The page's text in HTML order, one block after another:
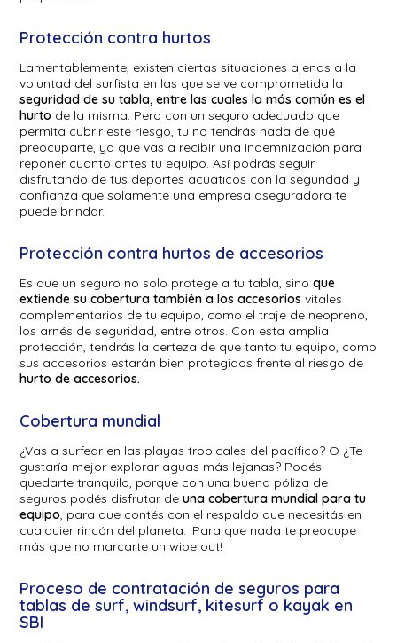
Protección contra hurtos
Lamentablemente, existen ciertas situaciones ajenas a la
voluntad del surfista en las que se ve comprometida la
seguridad de su tabla, entre las cuales la más común es el
hurto de la misma. Pero con un seguro adecuado que
permita cubrir este riesgo, tu no tendrás nada de qué
preocuparte, ya que vas a recibir una indemnización para
reponer cuanto antes tu equipo. Así podrás seguir
disfrutando de tus deportes acuáticos con la seguridad y
confianza que solamente una empresa aseguradora te
puede brindar.
Protección contra hurtos de accesorios
Es que un seguro no solo protege a tu tabla, sinoque
extiende su cobertura también a los accesorios vitales
complementarios de tu equipo, como el traje de neopreno,
los arnés de seguridad, entre otros. Con esta amplia
protección, tendrás la certeza de que tanto tu equipo, como
sus accesorios estarán bien protegidos frente al riesgo de
hurto de accesorios.
Cobertura mundial
¿Vas a surfear en las playas tropicales del pacífico? O ¿Te
gustaría mejor explorar aguas más lejanas? Podés
quedarte tranquilo, porque con una buena póliza de
seguros podés disfrutar deuna cobertura mundial para tu
equipo, para que contés con el respaldo que necesitás en
cualquier rincón del planeta. ¡Para que nada te preocupe
más que no marcarte un wipe out!
Proceso de contratación de seguros para
tablas de surf, windsurf, kitesurf o kayak en
SBI